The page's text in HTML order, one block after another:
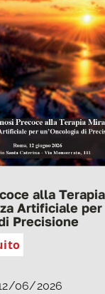
alla Terapia
Artificiale per
Precisione
06/2026